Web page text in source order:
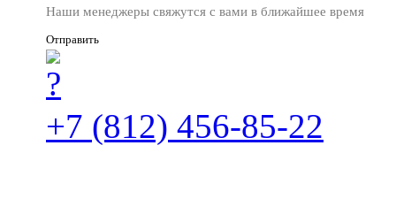
Наши менеджеры свяжутся с вами в ближайшее время
Отправить
+7 (812) 456-85-22